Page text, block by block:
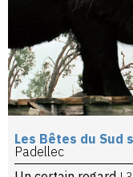
Les Bêtes du Sud
Padellec